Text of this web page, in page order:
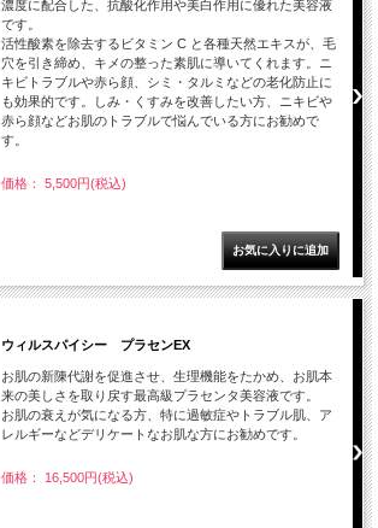
濃度に配合した、抗酸化作用や美白作用に優れた美容液
です。
活性酸素を除去するビタミン C と各種天然エキスが、毛
穴を引き締め、キメの整った素肌に導いてくれます。ニ
キビトラブルや赤ら顔、シミ・タルミなどの老化防止に
も効果的です。しみ・くすみを改善したい方、ニキビや
赤ら顔などお肌のトラブルで悩んでいる方にお勧めで
す。
価格： 5,500円(税込)
ウィルスパイシー プラセンEX
お肌の新陳代謝を促進させ、生理機能をたかめ、お肌本
来の美しさを取り戻す最高級プラセンタ美容液です。
お肌の衰えが気になる方、特に過敏症やトラブル肌、ア
レルギーなどデリケートなお肌な方にお勧めです。
価格： 16,500円(税込)